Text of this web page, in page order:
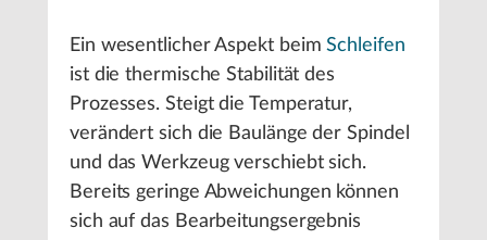
Ein wesentlicher Aspekt beimSchleifen
ist die thermische Stabilität des
Prozesses. Steigt die Temperatur,
verändert sich die Baulänge der Spindel
und das Werkzeug verschiebt sich.
Bereits geringe Abweichungen können
sich auf das Bearbeitungsergebnis